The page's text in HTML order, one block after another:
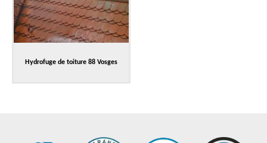
Hydrofuge de toiture 88 Vosges